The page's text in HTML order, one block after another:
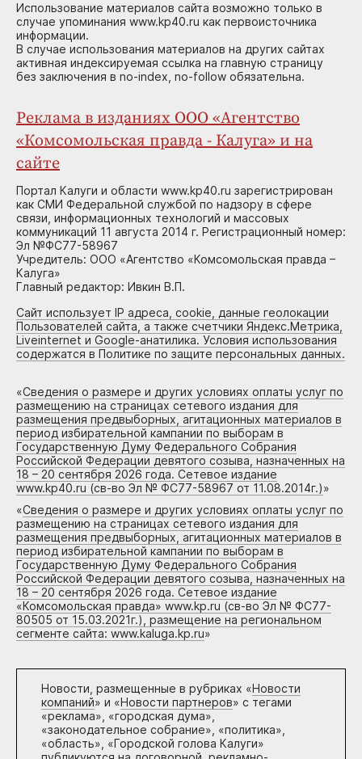
Использование материалов сайта возможно только в
случае упоминания www.kp40.ru как первоисточника
информации.
В случае использования материалов на других сайтах
активная индексируемая ссылка на главную страницу
без заключения в no-index, no-follow обязательна.
Реклама в изданиях ООО «Агентство
«Комсомольская правда - Калуга» и на
сайте
Портал Калуги и области www.kp40.ru зарегистрирован
как СМИ Федеральной службой по надзору в сфере
связи, информационных технологий и массовых
коммуникаций 11 августа 2014 г. Регистрационный номер:
Эл №ФС77-58967
Учредитель: ООО «Агентство «Комсомольская правда –
Калуга»
Главный редактор: Ивкин В.П.
Сайт использует IP адреса, cookie, данные геолокации
Пользователей сайта, а также счетчики Яндекс.Метрика,
Liveinternet и Google-анатилика. Условия использования
содержатся в Политике по защите персональных данных.
«Сведения о размере и других условиях оплаты услуг по
размещению на страницах сетевого издания для
размещения предвыборных, агитационных материалов в
период избирательной кампании по выборам в
Государственную Думу Федерального Собрания
Российской Федерации девятого созыва, назначенных на
18 – 20 сентября 2026 года. Сетевое издание
www.kp40.ru (св-во Эл № ФС77-58967 от 11.08.2014г.)»
«Сведения о размере и других условиях оплаты услуг по
размещению на страницах сетевого издания для
размещения предвыборных, агитационных материалов в
период избирательной кампании по выборам в
Государственную Думу Федерального Собрания
Российской Федерации девятого созыва, назначенных на
18 – 20 сентября 2026 года. Сетевое издание
«Комсомольская правда» www.kp.ru (св-во Эл № ФС77-
80505 от 15.03.2021г.), размещение на региональном
сегменте сайта: www.kaluga.kp.ru»
Новости, размещенные в рубриках «Новости
компаний» и «Новости партнеров» с тегами
«реклама», «городская дума»,
«законодательное собрание», «политика»,
«область», «Городской голова Калуги»